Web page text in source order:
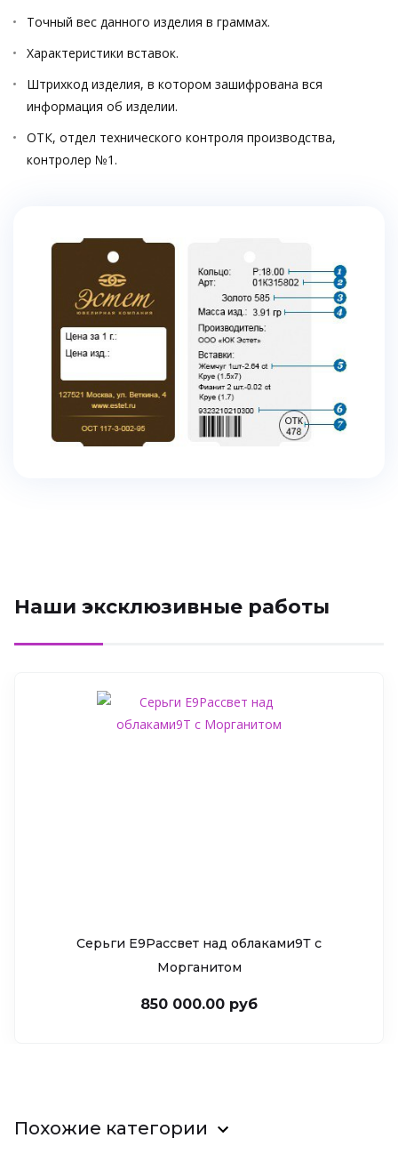
Точный вес данного изделия в граммах.
Характеристики вставок.
Штрихкод изделия, в котором зашифрована вся
информация об изделии.
ОТК, отдел технического контроля производства,
контролер №1.
Наши эксклюзивные работы
Серьги Е9Рассвет над облаками9Т c
Морганитом
850 000.00 руб
Похожие категории